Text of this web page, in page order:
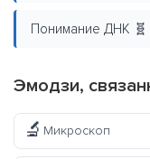
Понимание ДНК
Эмодзи,
🔬 Микроскоп